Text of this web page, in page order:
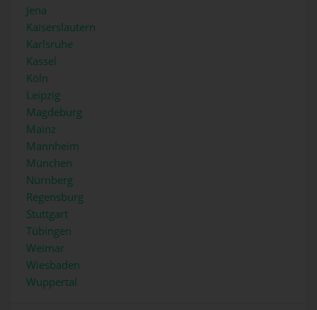
Jena
Kaiserslautern
Karlsruhe
Kassel
Köln
Leipzig
Magdeburg
Mainz
Mannheim
München
Nürnberg
Regensburg
Stuttgart
Tübingen
Weimar
Wiesbaden
Wuppertal